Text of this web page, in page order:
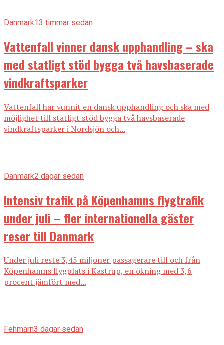
Danmark13 timmar sedan
Vattenfall vinner dansk upphandling – ska
med statligt stöd bygga två havsbaserade
vindkraftsparker
Vattenfall har vunnit en dansk upphandling och ska med
möjlighet till statligt stöd bygga två havsbaserade
vindkraftsparker i Nordsjön och...
Danmark2 dagar sedan
Intensiv trafik på Köpenhamns flygtrafik
under juli – fler internationella gäster
reser till Danmark
Under juli reste 3,45 miljoner passagerare till och från
Köpenhamns flygplats i Kastrup, en ökning med 3,6
procent jämfört med...
Fehmarn3 dagar sedan